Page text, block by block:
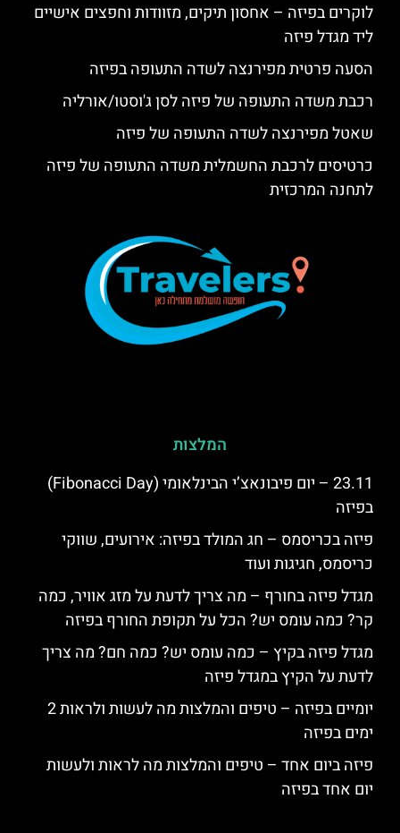
לוקרים בפיזה – אחסון תיקים, מזוודות וחפצים אישיים
ליד מגדל פיזה
הסעה פרטית מפירנצה לשדה התעופה בפיזה
רכבת משדה התעופה של פיזה לסן ג'וסטו/אורליה
שאטל מפירנצה לשדה התעופה של פיזה
כרטיסים לרכבת החשמלית משדה התעופה של פיזה
לתחנה המרכזית
המלצות
23.11 – יום פיבונאצ’י הבינלאומי (Fibonacci Day)
בפיזה
פיזה בכריסמס – חג המולד בפיזה: אירועים, שווקי
כריסמס, חגיגות ועוד
מגדל פיזה בחורף – מה צריך לדעת על מזג אוויר, כמה
קר? כמה עומס יש? הכל על תקופת החורף בפיזה
מגדל פיזה בקיץ – כמה עומס יש? כמה חם? מה צריך
לדעת על הקיץ במגדל פיזה
יומיים בפיזה – טיפים והמלצות מה לעשות ולראות 2
ימים בפיזה
פיזה ביום אחד – טיפים והמלצות מה לראות ולעשות
יום אחד בפיזה